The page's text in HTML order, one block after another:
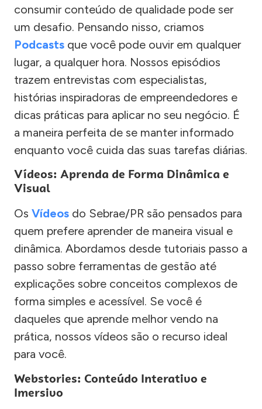
consumir conteúdo de qualidade pode ser
um desafio. Pensando nisso, criamos
Podcasts que você pode ouvir em qualquer
lugar, a qualquer hora. Nossos episódios
trazem entrevistas com especialistas,
histórias inspiradoras de empreendedores e
dicas práticas para aplicar no seu negócio. É
a maneira perfeita de se manter informado
enquanto você cuida das suas tarefas diárias.
Vídeos: Aprenda de Forma Dinâmica e
Visual
Os Vídeos do Sebrae/PR são pensados para
quem prefere aprender de maneira visual e
dinâmica. Abordamos desde tutoriais passo a
passo sobre ferramentas de gestão até
explicações sobre conceitos complexos de
forma simples e acessível. Se você é
daqueles que aprende melhor vendo na
prática, nossos vídeos são o recurso ideal
para você.
Webstories: Conteúdo Interativo e
Imersivo